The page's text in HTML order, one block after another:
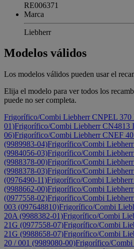
RE006371
Marca
Liebherr
Modelos válidos
Los modelos válidos pueden usar el
Elija el modelo para ver todos los
puede no ser completa.
Frigorífico/Combi Liebherr CNPEL 370
01)Frigorífico/Combi Liebherr CN4813
06)Frigorífico/Combi Liebherr CNEF
(9989983-04)Frigorífico/Combi
(9984056-03)Frigorífico/Combi
(9988378-00)Frigorífico/Combi
(9988378-03)Frigorífico/Combi
(0976490-11)Frigorífico/Combi
(9988662-00)Frigorífico/Combi
(0977558-02)Frigorífico/Combi
003 (097648810)Frigorífico/Combi
20A (9988382-01)Frigorífico/Combi
21G (0977558-07)Frigorífico/Combi
21G (9988658-07)Frigorífico/Combi
20 / 001 (9989080-00)Frigorífico/